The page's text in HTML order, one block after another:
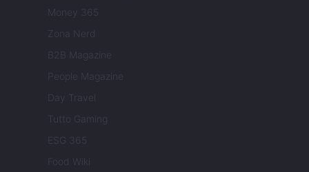
Money 365
Zona Nerd
B2B Magazine
People Magazine
Day Travel
Tutto Gaming
ESG 365
Food Wiki